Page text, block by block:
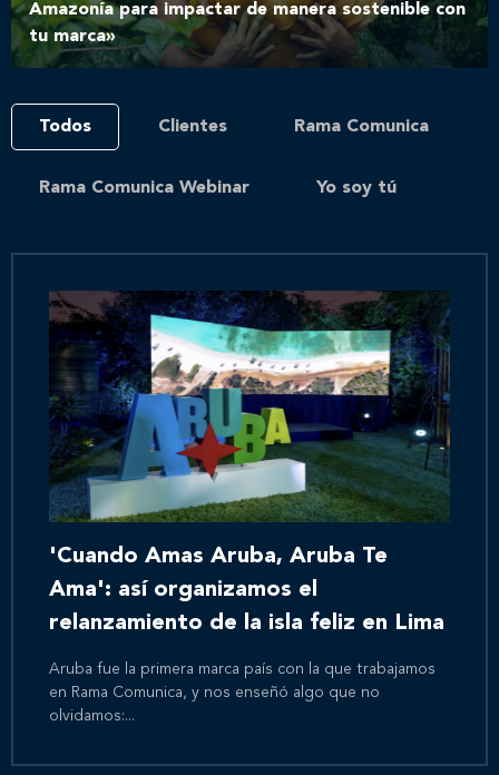
Amazonía para impactar de manera sostenible con
tu marca»
Todos Clientes Rama Comunica
Rama Comunica Webinar Yo soy tú
'Cuando Amas Aruba, Aruba Te
Ama': así organizamos el
relanzamiento de la isla feliz en Lima
Aruba fue la primera marca país con la que trabajamos
en Rama Comunica, y nos enseñó algo que no
olvidamos:...